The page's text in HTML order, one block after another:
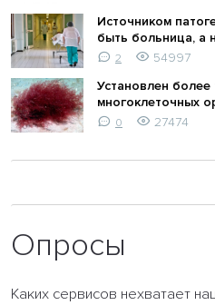
Источником
быть больница, а
2
54997
Установлен
многоклеточных
0 27474
Опросы
Каких сервисов нехватает